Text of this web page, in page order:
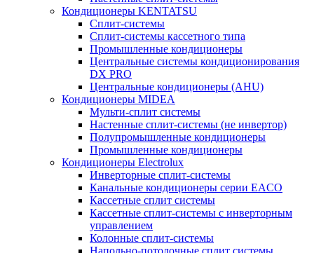
Кондиционеры KENTATSU
Сплит-системы
Сплит-системы кассетного типа
Промышленные кондиционеры
Центральные системы кондиционирования
DX PRO
Центральные кондиционеры (AHU)
Кондиционеры MIDEA
Мульти-сплит системы
Настенные сплит-системы (не инвертор)
Полупромышленные кондиционеры
Промышленные кондиционеры
Кондиционеры Electrolux
Инверторные сплит-системы
Канальные кондиционеры серии EACO
Кассетные сплит системы
Кассетные сплит-системы с инверторным
управлением
Колонные сплит-системы
Напольно-потолочные сплит системы